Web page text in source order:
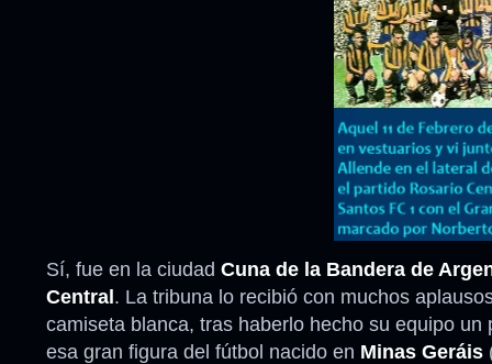
Sí, fue en la ciudad Cuna de la Bandera de
Central. La tribuna lo recibió con muchos
camiseta blanca, tras haberlo hecho su equipo un
esa gran figura del fútbol nacido en Minas Geráis